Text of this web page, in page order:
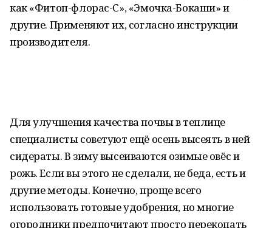
как «Фитоп-флорас-С», «Эмочка-Бокаши» и
другие. Применяют их, согласно инструкции
производителя.
Для улучшения качества почвы в теплице
специалисты советуют ещё осень высеять в ней
сидераты. В зиму высеиваются озимые овёс и
рожь. Если вы этого не сделали, не беда, есть и
другие методы. Конечно, проще всего
использовать готовые удобрения, но многие
огородники предпочитают просто перекопать